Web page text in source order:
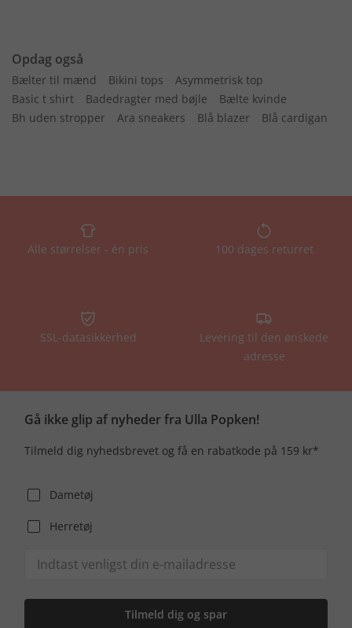
Opdag også
Bælter til mænd Bikini tops
Asymmetrisk top
Basic t shirt
Badedragter med bøjle
Bælte kvinde
Bh uden stropper
Ara sneakers Blå blazer Blå cardigan
Alle størrelser - én pris 100 dages returret
SSL-datasikkerhed
Levering til den ønskede
adresse
Gå ikke glip af nyheder fra Ulla Popken!
Tilmeld dig nyhedsbrevet og få en rabatkode på 159 kr*
Dametøj
Herretøj
Tilmeld dig og spar